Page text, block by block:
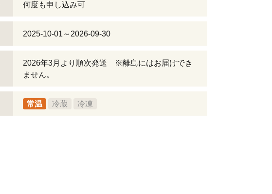
何度も申し込み可
2025-10-01～2026-09-30
2026年3月より順次発送 ※離島にはお届けでき
ません。
常温 冷蔵 冷凍